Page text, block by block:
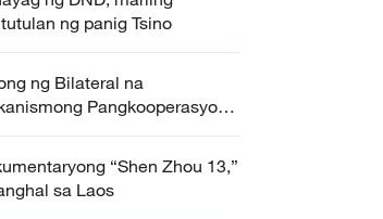
ng panig Tsino
ng Bilateral na
Pangkooperasyon
at Singapore, gaganapin
“Shen Zhou 13,”
sa Laos